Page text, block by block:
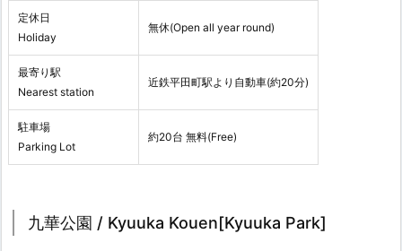
定休日
Holiday
無休(Open all year round)
最寄り駅
Nearest station
近鉄平田町駅より自動車(約20分)
駐車場
Parking Lot
約20台 無料(Free)
九華公園 / Kyuuka Kouen[Kyuuka Park]